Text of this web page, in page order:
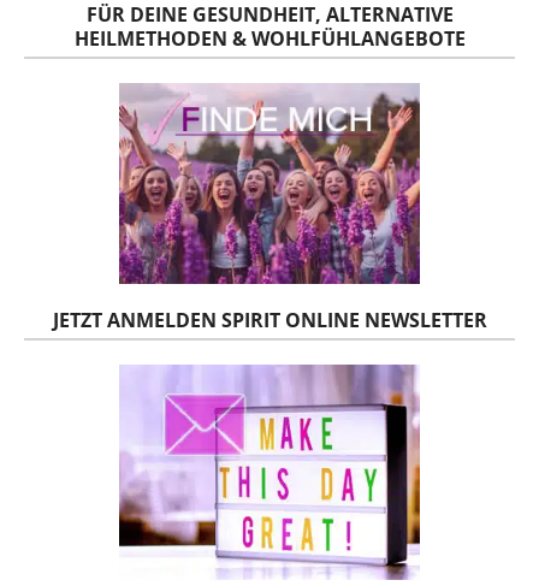
FÜR DEINE GESUNDHEIT, ALTERNATIVE
HEILMETHODEN & WOHLFÜHLANGEBOTE
JETZT ANMELDEN SPIRIT ONLINE NEWSLETTER